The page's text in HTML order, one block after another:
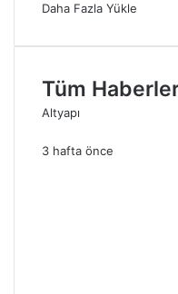
Daha Fazla Yükle
Tüm
Altyapı
3 hafta önce